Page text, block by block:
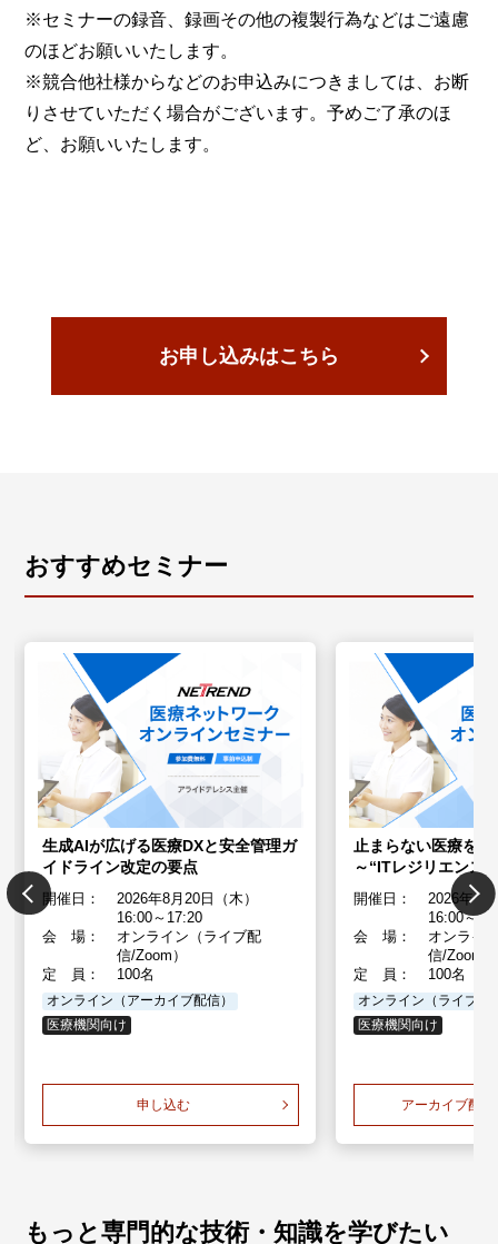
※セミナーの録音、録画その他の複製行為などはご遠慮
のほどお願いいたします。
※競合他社様からなどのお申込みにつきましては、お断
りさせていただく場合がございます。予めご了承のほ
ど、お願いいたします。
お申し込みはこちら
おすすめセミナー
生成AIが広げる医療DXと安全管理ガ
イドライン改定の要点
開催日：
2026年8月20日（木）
16:00～17:20
会 場：
オンライン（ライブ配
信/Zoom）
定 員：
100名
オンライン（アーカイブ配信）
医療機関向け
申し込む
止まらない医療を
～“ITレジリエンス
開催日：
2026年3
16:00～
会 場：
オンライ
信/Zoom）
定 員：
100名
オンライン（ライブ配
医療機関向け
アーカイブ配
もっと専門的な技術・知識を学びたい